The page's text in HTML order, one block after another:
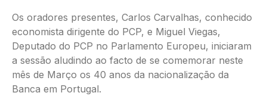
Os oradores presentes, Carlos Carvalhas, conhecido
economista dirigente do PCP, e Miguel Viegas,
Deputado do PCP no Parlamento Europeu, iniciaram
a sessão aludindo ao facto de se comemorar neste
mês de Março os 40 anos da nacionalização da
Banca em Portugal.